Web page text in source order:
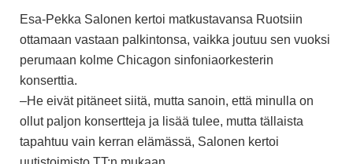
Esa-Pekka Salonen kertoi matkustavansa Ruotsiin
ottamaan vastaan palkintonsa, vaikka joutuu sen vuoksi
perumaan kolme Chicagon sinfoniaorkesterin
konserttia.
–He eivät pitäneet siitä, mutta sanoin, että minulla on
ollut paljon konsertteja ja lisää tulee, mutta tällaista
tapahtuu vain kerran elämässä, Salonen kertoi